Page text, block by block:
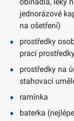
obinadla, léky
jednorázové
na ošetření)
prostředky
prací
prostředky na
stahovací
ramínka
baterka